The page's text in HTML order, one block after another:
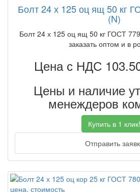
Болт 24 х 125 оц ящ 50 кг
(N)
Болт 24 х 125 оц ящ 50 кг ГОСТ
заказать оптом и в
Цена с НДС
Цены и наличие
менеждеров
Купить в 1 клик!
Отправить